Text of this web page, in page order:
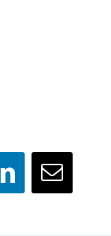
LinkedIn
E-